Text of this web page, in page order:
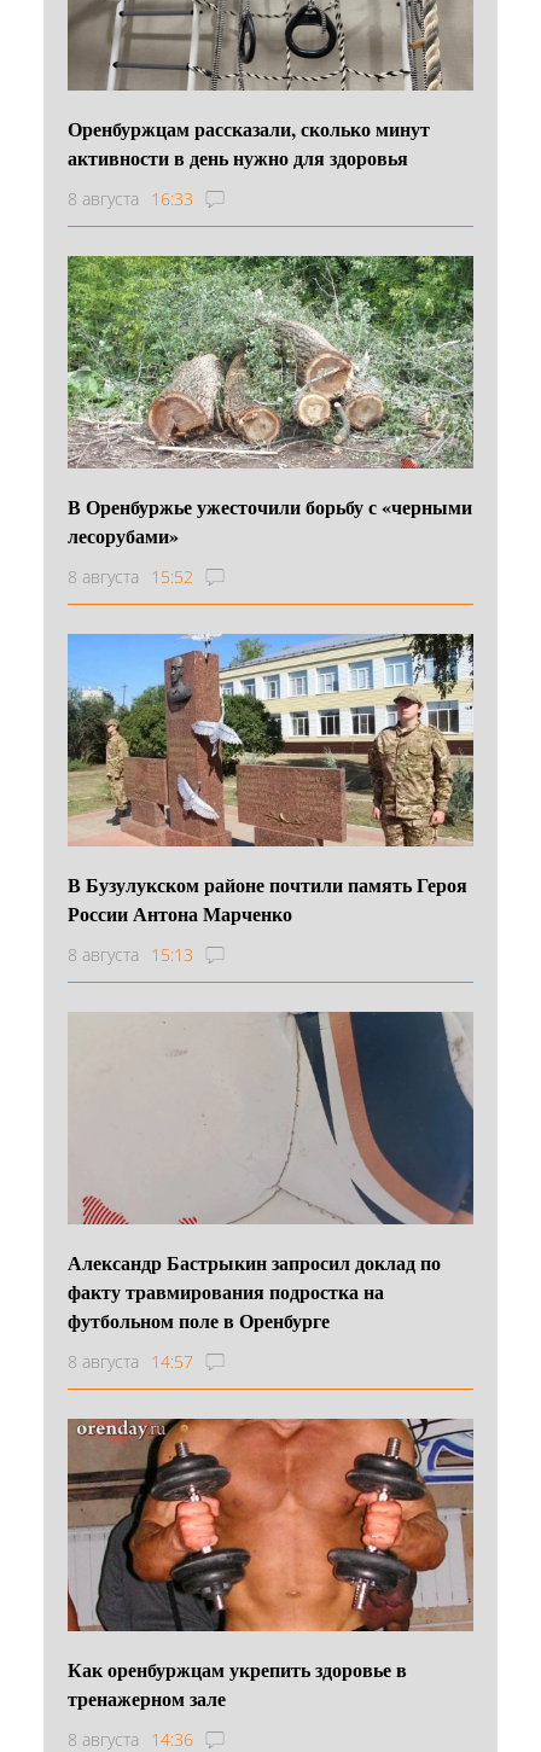
Оренбуржцам рассказали, сколько минут
активности в день нужно для здоровья
8 августа 16:33
В Оренбуржье ужесточили борьбу с «черными
лесорубами»
8 августа 15:52
В Бузулукском районе почтили память Героя
России Антона Марченко
8 августа 15:13
Александр Бастрыкин запросил доклад по
факту травмирования подростка на
футбольном поле в Оренбурге
8 августа 14:57
Как оренбуржцам укрепить здоровье в
тренажерном зале
8 августа 14:36